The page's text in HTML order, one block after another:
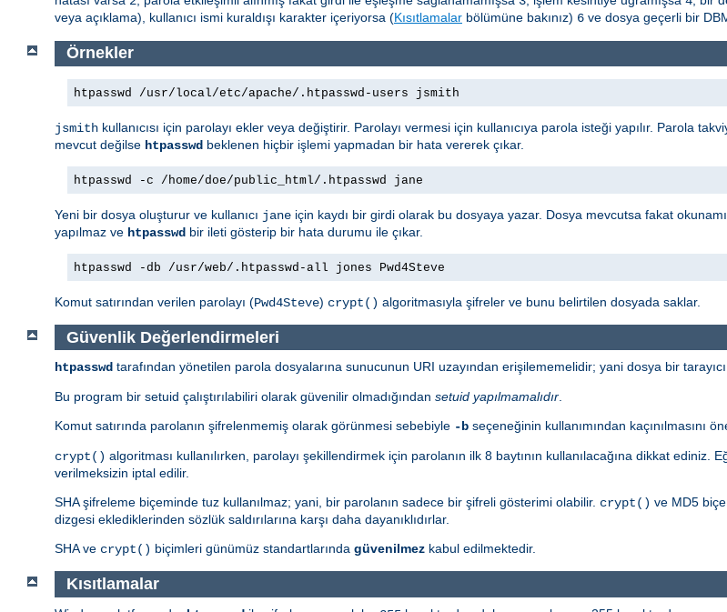
veya açıklama), kullanıcı ismi kuraldışı karakter içeriyorsa (Kısıtlamalar bölümüne bakınız) 6 ve dosya geçerli bir
Örnekler
htpasswd /usr/local/etc/apache/.htpasswd-users jsmith
jsmith kullanıcısı için parolayı ekler veya değiştirir. Parolayı vermesi için kullanıcıya parola isteği yapılır. Parola
mevcut değilse htpasswd beklenen hiçbir işlemi yapmadan bir hata vererek çıkar.
htpasswd -c /home/doe/public_html/.htpasswd jane
Yeni bir dosya oluşturur ve kullanıcı jane için kaydı bir girdi olarak bu dosyaya yazar. Dosya mevcutsa fakat
yapılmaz ve htpasswd bir ileti gösterip bir hata durumu ile çıkar.
htpasswd -db /usr/web/.htpasswd-all jones Pwd4Steve
Komut satırından verilen parolayı (Pwd4Steve) crypt() algoritmasıyla şifreler ve bunu belirtilen dosyada saklar.
Güvenlik Değerlendirmeleri
htpasswd tarafından yönetilen parola dosyalarına sunucunun URI uzayından erişilememelidir; yani dosya bir
Bu program bir setuid çalıştırılabiliri olarak güvenilir olmadığından setuid yapılmamalıdır.
Komut satırında parolanın şifrelenmemiş olarak görünmesi sebebiyle -b seçeneğinin kullanımından kaçınılmasını
crypt() algoritması kullanılırken, parolayı şekillendirmek için parolanın ilk 8 baytının kullanılacağına dikkat ediniz.
verilmeksizin iptal edilir.
SHA şifreleme biçeminde tuz kullanılmaz; yani, bir parolanın sadece bir şifreli gösterimi olabilir. crypt() ve MD5
dizgesi eklediklerinden sözlük saldırılarına karşı daha dayanıklıdırlar.
SHA ve crypt() biçimleri günümüz standartlarında güvenilmez kabul edilmektedir.
Kısıtlamalar